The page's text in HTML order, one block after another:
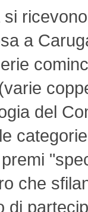
a
del
che
di